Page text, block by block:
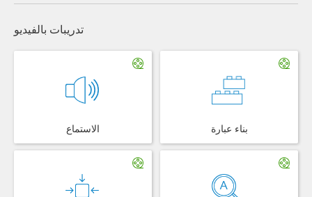
تدريبات بالفيديو
الاستماع بناء عبارة